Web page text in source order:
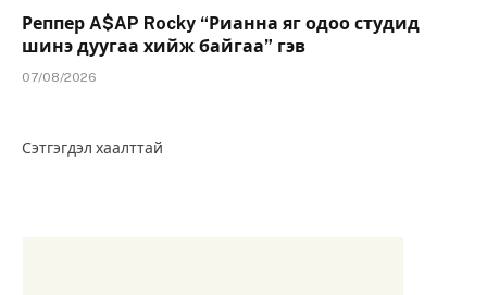
Реппер A$AP Rocky “Рианна яг одоо студид
шинэ дуугаа хийж байгаа” гэв
07/08/2026
Сэтгэгдэл хаалттай